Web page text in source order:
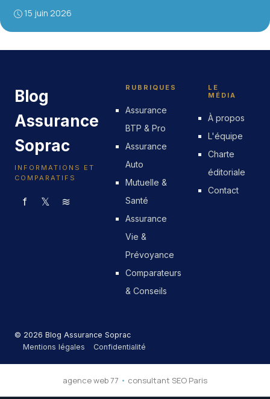
15 juin 2026
Blog
Assurance
Soprac
INFORMATIONS ET
COMPARATIFS
f 𝕏 ≋
RUBRIQUES
Assurance
BTP & Pro
Assurance
Auto
Mutuelle &
Santé
Assurance
Vie &
Prévoyance
Comparateurs
& Conseils
LE
MÉDIA
À propos
L'équipe
Charte
éditoriale
Contact
© 2026 Blog Assurance Soprac
Mentions légales
Confidentialité
agence web 77 • consultant SEO Paris